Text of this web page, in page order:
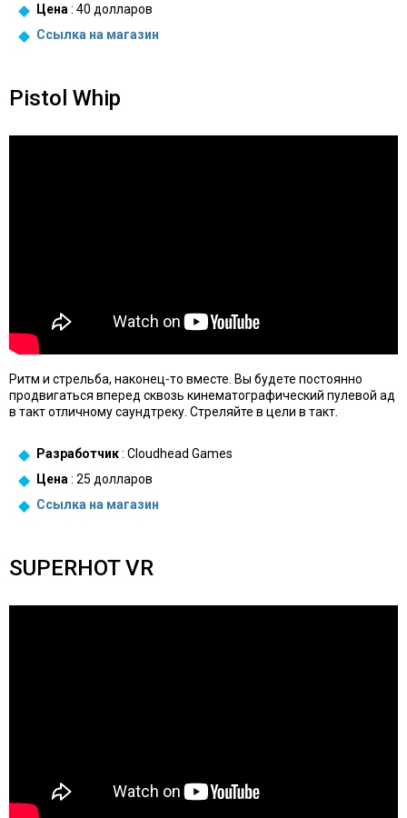
Цена : 40 долларов
Ссылка на магазин
Pistol Whip
Ритм и стрельба, наконец-то вместе. Вы будете постоянно
продвигаться вперед сквозь кинематографический пулевой ад
в такт отличному саундтреку. Стреляйте в цели в такт.
Разработчик: Cloudhead Games
Цена : 25 долларов
Ссылка на магазин
SUPERHOT VR